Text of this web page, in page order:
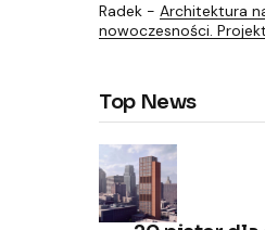
Radek - Architektura
nowoczesności.
Top News